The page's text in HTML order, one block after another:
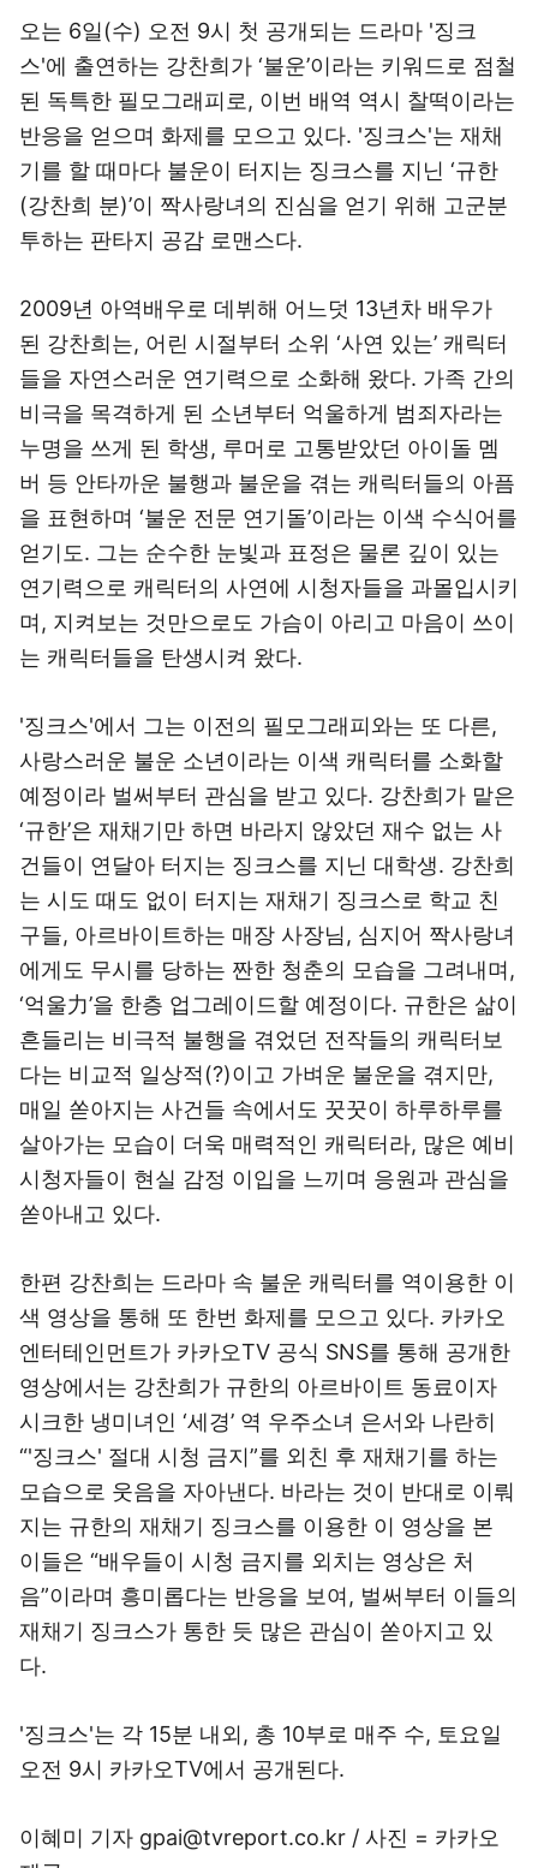
오는 6일(수) 오전 9시 첫 공개되는 드라마 '징크
스'에 출연하는 강찬희가 ‘불운’이라는 키워드로 점철
된 독특한 필모그래피로, 이번 배역 역시 찰떡이라는
반응을 얻으며 화제를 모으고 있다. '징크스'는 재채
기를 할 때마다 불운이 터지는 징크스를 지닌 ‘규한
(강찬희 분)’이 짝사랑녀의 진심을 얻기 위해 고군분
투하는 판타지 공감 로맨스다.
2009년 아역배우로 데뷔해 어느덧 13년차 배우가
된 강찬희는, 어린 시절부터 소위 ‘사연 있는’ 캐릭터
들을 자연스러운 연기력으로 소화해 왔다. 가족 간의
비극을 목격하게 된 소년부터 억울하게 범죄자라는
누명을 쓰게 된 학생, 루머로 고통받았던 아이돌 멤
버 등 안타까운 불행과 불운을 겪는 캐릭터들의 아픔
을 표현하며 ‘불운 전문 연기돌’이라는 이색 수식어를
얻기도. 그는 순수한 눈빛과 표정은 물론 깊이 있는
연기력으로 캐릭터의 사연에 시청자들을 과몰입시키
며, 지켜보는 것만으로도 가슴이 아리고 마음이 쓰이
는 캐릭터들을 탄생시켜 왔다.
'징크스'에서 그는 이전의 필모그래피와는 또 다른,
사랑스러운 불운 소년이라는 이색 캐릭터를 소화할
예정이라 벌써부터 관심을 받고 있다. 강찬희가 맡은
‘규한’은 재채기만 하면 바라지 않았던 재수 없는 사
건들이 연달아 터지는 징크스를 지닌 대학생. 강찬희
는 시도 때도 없이 터지는 재채기 징크스로 학교 친
구들, 아르바이트하는 매장 사장님, 심지어 짝사랑녀
에게도 무시를 당하는 짠한 청춘의 모습을 그려내며,
‘억울力’을 한층 업그레이드할 예정이다. 규한은 삶이
흔들리는 비극적 불행을 겪었던 전작들의 캐릭터보
다는 비교적 일상적(?)이고 가벼운 불운을 겪지만,
매일 쏟아지는 사건들 속에서도 꿋꿋이 하루하루를
살아가는 모습이 더욱 매력적인 캐릭터라, 많은 예비
시청자들이 현실 감정 이입을 느끼며 응원과 관심을
쏟아내고 있다.
한편 강찬희는 드라마 속 불운 캐릭터를 역이용한 이
색 영상을 통해 또 한번 화제를 모으고 있다. 카카오
엔터테인먼트가 카카오TV 공식 SNS를 통해 공개한
영상에서는 강찬희가 규한의 아르바이트 동료이자
시크한 냉미녀인 ‘세경’ 역 우주소녀 은서와 나란히
“'징크스' 절대 시청 금지”를 외친 후 재채기를 하는
모습으로 웃음을 자아낸다. 바라는 것이 반대로 이뤄
지는 규한의 재채기 징크스를 이용한 이 영상을 본
이들은 “배우들이 시청 금지를 외치는 영상은 처
음”이라며 흥미롭다는 반응을 보여, 벌써부터 이들의
재채기 징크스가 통한 듯 많은 관심이 쏟아지고 있
다.
'징크스'는 각 15분 내외, 총 10부로 매주 수, 토요일
오전 9시 카카오TV에서 공개된다.
이혜미 기자 gpai@tvreport.co.kr / 사진 = 카카오